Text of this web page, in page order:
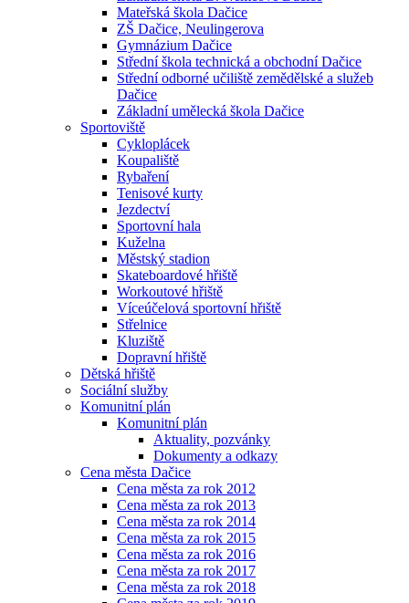
Mateřská škola Dačice
ZŠ Dačice, Neulingerova
Gymnázium Dačice
Střední škola technická a obchodní Dačice
Střední odborné učiliště zemědělské a služeb
Dačice
Základní umělecká škola Dačice
Sportoviště
Cykloplácek
Koupaliště
Rybaření
Tenisové kurty
Jezdectví
Sportovní hala
Kuželna
Městský stadion
Skateboardové hřiště
Workoutové hřiště
Víceúčelová sportovní hřiště
Střelnice
Kluziště
Dopravní hřiště
Dětská hřiště
Sociální služby
Komunitní plán
Komunitní plán
Aktuality, pozvánky
Dokumenty a odkazy
Cena města Dačice
Cena města za rok 2012
Cena města za rok 2013
Cena města za rok 2014
Cena města za rok 2015
Cena města za rok 2016
Cena města za rok 2017
Cena města za rok 2018